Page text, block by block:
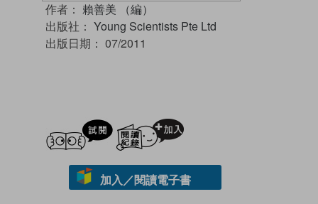
作者： 賴善美 （編）
出版社： Young Scientists Pte Ltd
出版日期： 07/2011
試閲
加入／閱讀電子書